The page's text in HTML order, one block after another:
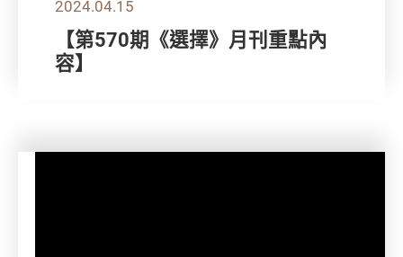
2024.04.15
【第570期《選擇》月刊重點內
容】